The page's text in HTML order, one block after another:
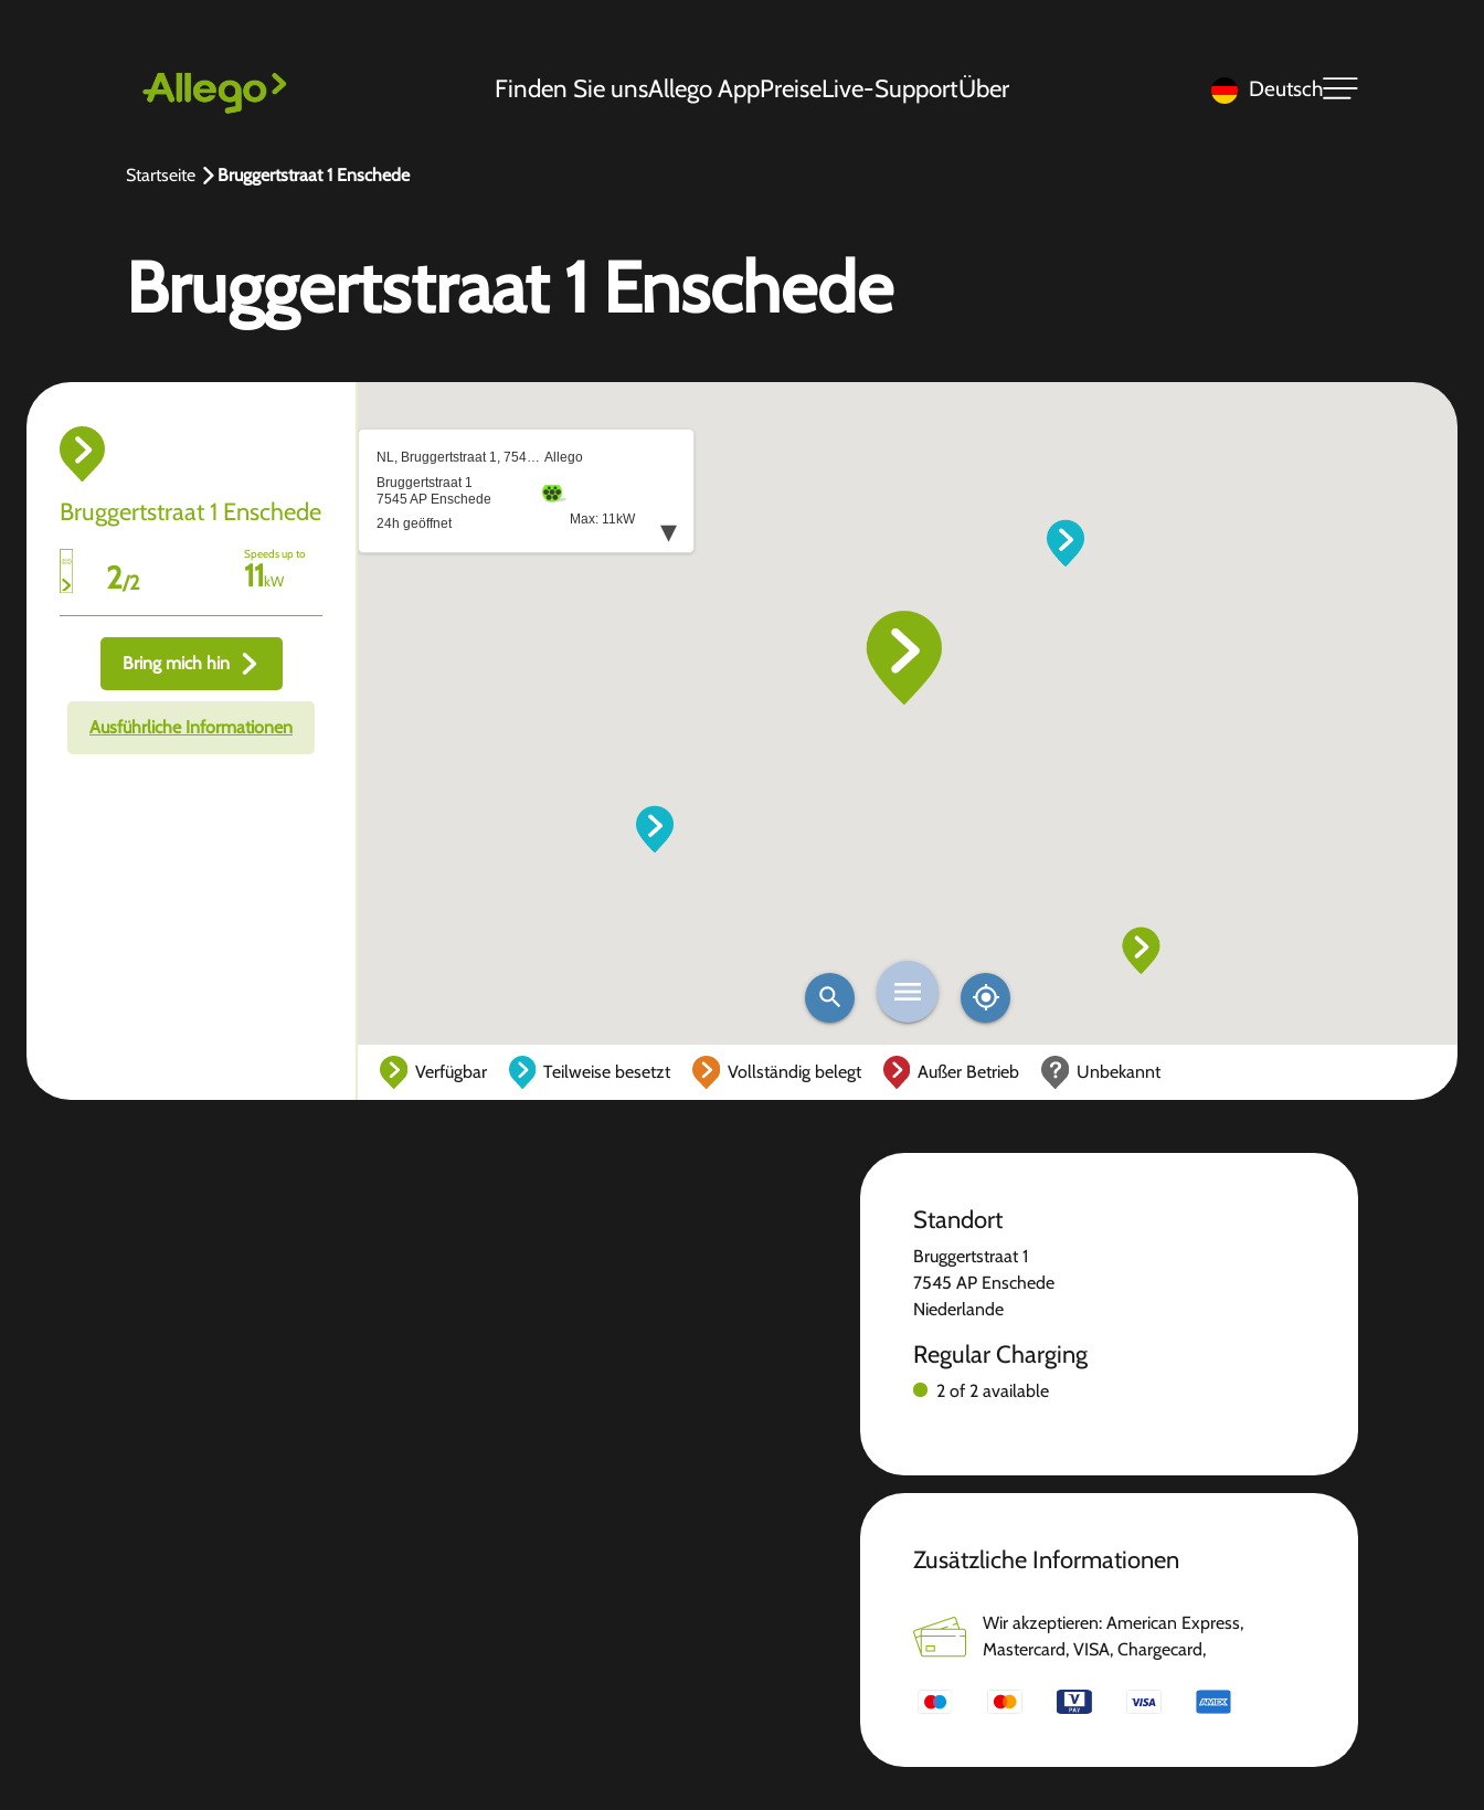
Finden Sie unsAllego AppPreiseLive-SupportÜber Deutsch
Startseite Bruggertstraat 1 Enschede
Bruggertstraat 1 Enschede
Bruggertstraat 1 Enschede
2/2
Speeds up to
11kW
Bring mich hin
Ausführliche Informationen
Verfügbar Teilweise besetzt Vollständig belegt Außer Betrieb Unbekannt
Standort
Bruggertstraat 1
7545 AP Enschede
Niederlande
Regular Charging
2 of 2 available
Zusätzliche Informationen
Wir akzeptieren: American Express,
Mastercard, VISA, Chargecard,